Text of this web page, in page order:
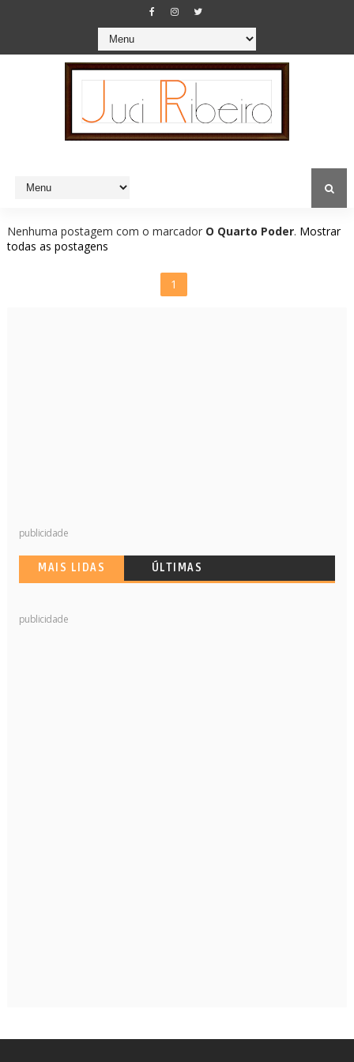
Nenhuma postagem com o marcador O Quarto Poder. Mostrar
todas as postagens
1
publicidade
MAIS LIDAS ÚLTIMAS
publicidade